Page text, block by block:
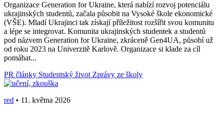
Organizace Generation for Ukraine, která nabízí rozvoj potenciálu
ukrajinských studentů, začala působit na Vysoké škole ekonomické
(VŠE). Mladí Ukrajinci tak získají příležitost rozšířit svou komunitu
a lépe se integrovat. Komunita ukrajinských studentek a studentů
pod názvem Generation for Ukraine, zkráceně Gen4UA, působí už
od roku 2023 na Univerzitě Karlově. Organizace si klade za cíl
pomáhat...
PR články Studentský život Zprávy ze školy
red • 11. května 2026